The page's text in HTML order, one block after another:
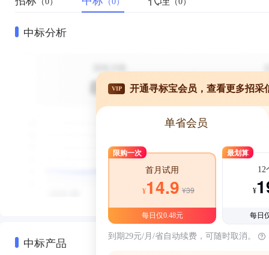
中标分析
中标产品
VIP 开通寻标宝会员，查看更多招采
单省会员
限购一次
首月试用
¥14.9 ¥39
每日仅0.48元
最划算
12
¥
每日
到期29元/月/省自动续费，可随时取消。